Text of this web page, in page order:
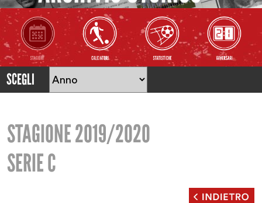
SCEGLI
STAGIONE 2019/2020
SERIE C